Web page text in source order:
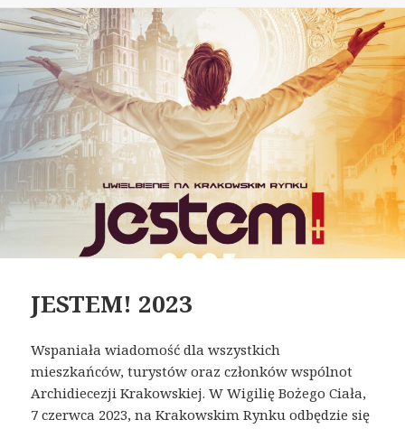
JESTEM! 2023
Wspaniała wiadomość dla wszystkich
mieszkańców, turystów oraz członków wspólnot
Archidiecezji Krakowskiej. W Wigilię Bożego Ciała,
7 czerwca 2023, na Krakowskim Rynku odbędzie się